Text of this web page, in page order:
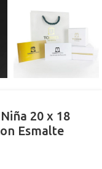
20 x 18
Esmalte